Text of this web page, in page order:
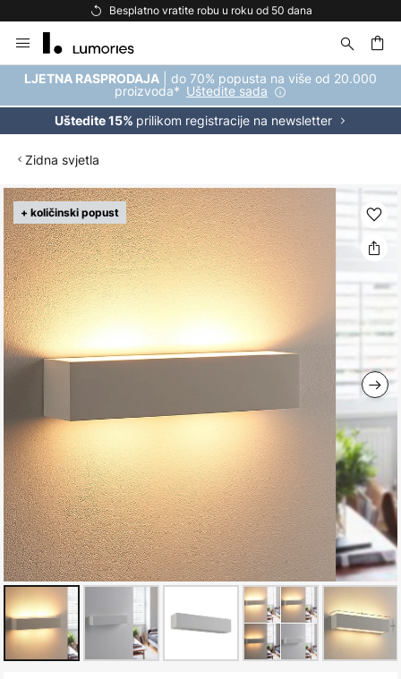
Besplatno vratite robu u roku od 50 dana
to
Content
LJETNA RASPRODAJA | do 70% popusta na više od 20.000
proizvoda* Uštedite sada
Uštedite 15% prilikom registracije na newsletter
Zidna svjetla
+ količinski popust
Skip
to
the
end
of
the
images
gallery